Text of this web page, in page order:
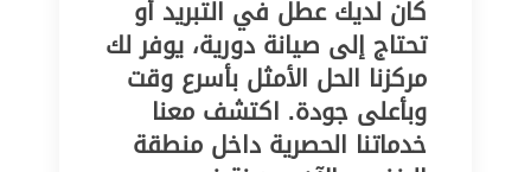
كان لديك عطل في التبريد أو
تحتاج إلى صيانة دورية، يوفر لك
مركزنا الحل الأمثل بأسرع وقت
وبأعلى جودة. اكتشف معنا
خدماتنا الحصرية داخل منطقة